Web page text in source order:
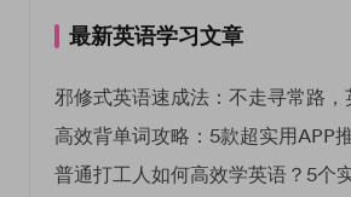
最新英语学习文章
邪修式英语速成法：不走寻常路，
高效背单词攻略：5款超实用APP